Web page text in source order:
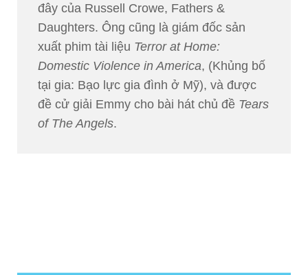
đây của Russell Crowe, Fathers &
Daughters. Ông cũng là giám đốc sản
xuất phim tài liệu Terror at Home:
Domestic Violence in America, (Khủng bố
tại gia: Bạo lực gia đình ở Mỹ), và được
đề cử giải Emmy cho bài hát chủ đề Tears
of The Angels.